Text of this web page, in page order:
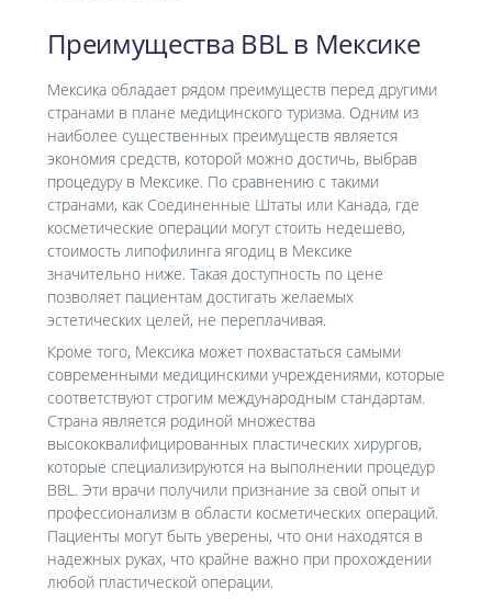
Преимущества BBL в Мексике
Мексика обладает рядом преимуществ перед другими
странами в плане медицинского туризма. Одним из
наиболее существенных преимуществ является
экономия средств, которой можно достичь, выбрав
процедуру в Мексике. По сравнению с такими
странами, как Соединенные Штаты или Канада, где
косметические операции могут стоить недешево,
стоимость липофилинга ягодиц в Мексике
значительно ниже. Такая доступность по цене
позволяет пациентам достигать желаемых
эстетических целей, не переплачивая.
Кроме того, Мексика может похвастаться самыми
современными медицинскими учреждениями, которые
соответствуют строгим международным стандартам.
Страна является родиной множества
высококвалифицированных пластических хирургов,
которые специализируются на выполнении процедур
BBL. Эти врачи получили признание за свой опыт и
профессионализм в области косметических операций.
Пациенты могут быть уверены, что они находятся в
надежных руках, что крайне важно при прохождении
любой пластической операции.